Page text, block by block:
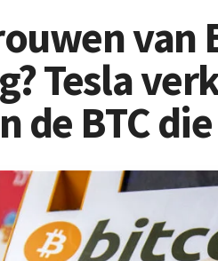
van
Tesla
de BTC